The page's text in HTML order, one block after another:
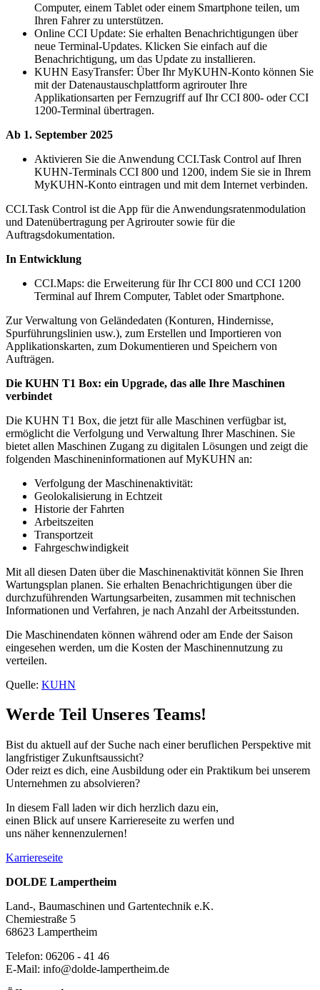
Computer, einem Tablet oder einem Smartphone teilen, um
Ihren Fahrer zu unterstützen.
Online CCI Update: Sie erhalten Benachrichtigungen über
neue Terminal-Updates. Klicken Sie einfach auf die
Benachrichtigung, um das Update zu installieren.
KUHN EasyTransfer: Über Ihr MyKUHN-Konto können Sie
mit der Datenaustauschplattform agrirouter Ihre
Applikationsarten per Fernzugriff auf Ihr CCI 800- oder CCI
1200-Terminal übertragen.
Ab 1. September 2025
Aktivieren Sie die Anwendung CCI.Task Control auf Ihren
KUHN-Terminals CCI 800 und 1200, indem Sie sie in Ihrem
MyKUHN-Konto eintragen und mit dem Internet verbinden.
CCI.Task Control ist die App für die Anwendungsratenmodulation
und Datenübertragung per Agrirouter sowie für die
Auftragsdokumentation.
In Entwicklung
CCI.Maps: die Erweiterung für Ihr CCI 800 und CCI 1200
Terminal auf Ihrem Computer, Tablet oder Smartphone.
Zur Verwaltung von Geländedaten (Konturen, Hindernisse,
Spurführungslinien usw.), zum Erstellen und Importieren von
Applikationskarten, zum Dokumentieren und Speichern von
Aufträgen.
Die KUHN T1 Box: ein Upgrade, das alle Ihre Maschinen
verbindet
Die KUHN T1 Box, die jetzt für alle Maschinen verfügbar ist,
ermöglicht die Verfolgung und Verwaltung Ihrer Maschinen. Sie
bietet allen Maschinen Zugang zu digitalen Lösungen und zeigt die
folgenden Maschineninformationen auf MyKUHN an:
Verfolgung der Maschinenaktivität:
Geolokalisierung in Echtzeit
Historie der Fahrten
Arbeitszeiten
Transportzeit
Fahrgeschwindigkeit
Mit all diesen Daten über die Maschinenaktivität können Sie Ihren
Wartungsplan planen. Sie erhalten Benachrichtigungen über die
durchzuführenden Wartungsarbeiten, zusammen mit technischen
Informationen und Verfahren, je nach Anzahl der Arbeitsstunden.
Die Maschinendaten können während oder am Ende der Saison
eingesehen werden, um die Kosten der Maschinennutzung zu
verteilen.
Quelle: KUHN
Werde Teil Unseres Teams!
Bist du aktuell auf der Suche nach einer beruflichen Perspektive mit
langfristiger Zukunftsaussicht?
Oder reizt es dich, eine Ausbildung oder ein Praktikum bei unserem
Unternehmen zu absolvieren?
In diesem Fall laden wir dich herzlich dazu ein,
einen Blick auf unsere Karriereseite zu werfen und
uns näher kennenzulernen!
Karriereseite
DOLDE Lampertheim
Land-, Baumaschinen und Gartentechnik e.K.
Chemiestraße 5
68623 Lampertheim
Telefon: 06206 - 41 46
E-Mail: info@dolde-lampertheim.de